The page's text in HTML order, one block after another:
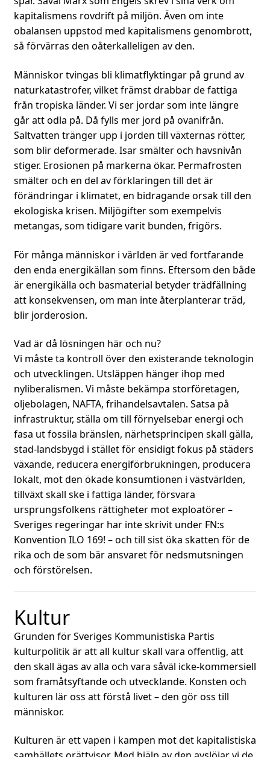
kapitalismens rovdrift på miljön. Även om inte
obalansen uppstod med kapitalismens genombrott,
så förvärras den oåterkalleligen av den.
Människor tvingas bli klimatflyktingar på grund av
naturkatastrofer, vilket främst drabbar de fattiga
från tropiska länder. Vi ser jordar som inte längre
går att odla på. Då fylls mer jord på ovanifrån.
Saltvatten tränger upp i jorden till växternas rötter,
som blir deformerade. Isar smälter och havsnivån
stiger. Erosionen på markerna ökar. Permafrosten
smälter och en del av förklaringen till det är
förändringar i klimatet, en bidragande orsak till den
ekologiska krisen. Miljögifter som exempelvis
metangas, som tidigare varit bunden, frigörs.
För många människor i världen är ved fortfarande
den enda energikällan som finns. Eftersom den både
är energikälla och basmaterial betyder trädfällning
att konsekvensen, om man inte återplanterar träd,
blir jorderosion.
Vad är då lösningen här och nu?
Vi måste ta kontroll över den existerande teknologin
och utvecklingen. Utsläppen hänger ihop med
nyliberalismen. Vi måste bekämpa storföretagen,
oljebolagen, NAFTA, frihandelsavtalen. Satsa på
infrastruktur, ställa om till förnyelsebar energi och
fasa ut fossila bränslen, närhetsprincipen skall gälla,
stad-landsbygd i stället för ensidigt fokus på städers
växande, reducera energiförbrukningen, producera
lokalt, mot den ökade konsumtionen i västvärlden,
tillväxt skall ske i fattiga länder, försvara
ursprungsfolkens rättigheter mot exploatörer –
Sveriges regeringar har inte skrivit under FN:s
Konvention ILO 169! – och till sist öka skatten för de
rika och de som bär ansvaret för nedsmutsningen
och förstörelsen.
Kultur
Grunden för Sveriges Kommunistiska Partis
kulturpolitik är att all kultur skall vara offentlig, att
den skall ägas av alla och vara såväl icke-kommersiell
som framåtsyftande och utvecklande. Konsten och
kulturen lär oss att förstå livet – den gör oss till
människor.
Kulturen är ett vapen i kampen mot det kapitalistiska